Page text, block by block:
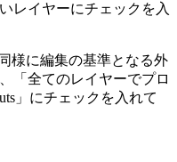
レイヤーにチェックを入
様に編集の基準となる外
「全てのレイヤーでプロ
」にチェックを入れて